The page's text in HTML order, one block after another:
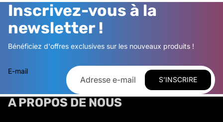
Inscrivez-vous à la
newsletter !
Bénéficiez d'offres exclusives sur les nouveaux produits !
E-mail
S’INSCRIRE
A PROPOS DE NOUS